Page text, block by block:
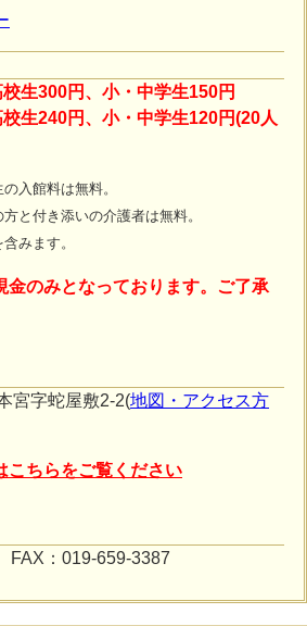
生300円、小・中学生150円
生240円、小・中学生120円(20人
入館料は無料。
と付き添いの介護者は無料。
みます。
のみとなっております。ご了承
宮字蛇屋敷2-2(地図・アクセス方
こちらをご覧ください
：019-659-3387